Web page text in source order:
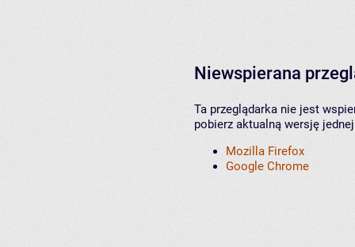
Niewspierana
Ta przeglądarka nie jest
pobierz aktualną wersję
Mozilla Firefox
Google Chrome